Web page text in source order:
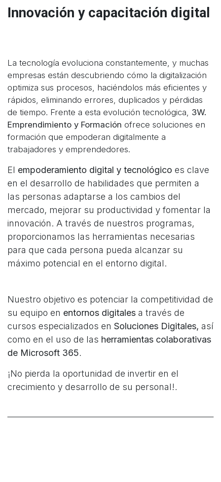
Innovación y capacitación digital
La tecnología evoluciona constantemente, y muchas
empresas están descubriendo cómo la digitalización
optimiza sus procesos, haciéndolos más eficientes y
rápidos, eliminando errores, duplicados y pérdidas
de tiempo. Frente a esta evolución tecnológica, 3W.
Emprendimiento y Formación ofrece soluciones en
formación que empoderan digitalmente a
trabajadores y emprendedores.
El empoderamiento digital y tecnológico es clave
en el desarrollo de habilidades que permiten a
las personas adaptarse a los cambios del
mercado, mejorar su productividad y fomentar la
innovación. A través de nuestros programas,
proporcionamos las herramientas necesarias
para que cada persona pueda alcanzar su
máximo potencial en el entorno digital.
Nuestro objetivo es potenciar la competitividad de
su equipo en entornos digitales a través de
cursos especializados en Soluciones Digitales, así
como en el uso de las herramientas colaborativas
de Microsoft 365.
¡No pierda la oportunidad de invertir en el
crecimiento y desarrollo de su personal!.